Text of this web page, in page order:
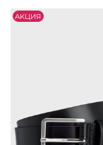
АKЦИЯ